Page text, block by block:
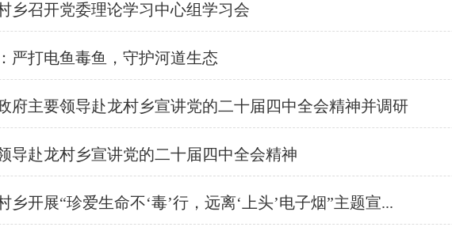
乡召开党委理论学习中心组学习会
严打电鱼毒鱼，守护河道生态
府主要领导赴龙村乡宣讲党的二十届四中全会精神并调研
导赴龙村乡宣讲党的二十届四中全会精神
乡开展“珍爱生命不‘毒’行，远离‘上头’电子烟”主题宣...